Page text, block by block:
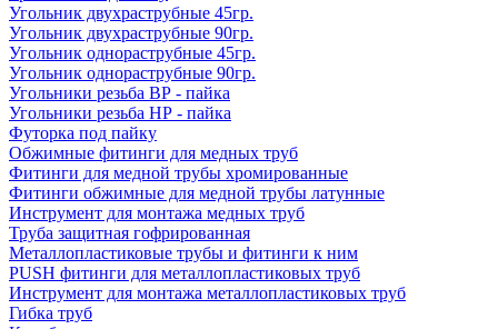
Угольник двухраструбные 45гр.
Угольник двухраструбные 90гр.
Угольник однораструбные 45гр.
Угольник однораструбные 90гр.
Угольники резьба ВР - пайка
Угольники резьба НР - пайка
Футорка под пайку
Обжимные фитинги для медных труб
Фитинги для медной трубы хромированные
Фитинги обжимные для медной трубы латунные
Инструмент для монтажа медных труб
Труба защитная гофрированная
Металлопластиковые трубы и фитинги к ним
PUSH фитинги для металлопластиковых труб
Инструмент для монтажа металлопластиковых труб
Гибка труб